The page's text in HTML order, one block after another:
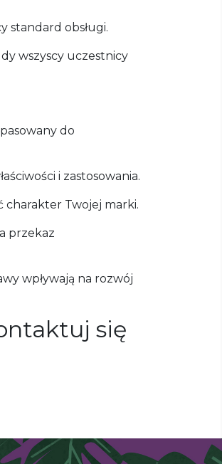
standard obsługi.
wszyscy uczestnicy
do
i zastosowania.
charakter Twojej marki.
przekaz
wpływają na rozwój
się